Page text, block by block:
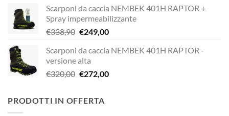
originale
era:
€338,90.
attuale
è:
€229,00.
Scarponi da caccia NEMBEK 401H RAPTOR +
Spray impermeabilizzante
€338,90 Il
originale
era:
€338,90.
€249,00Il
attuale
€249,00.
Scarponi da caccia NEMBEK 401H RAPTOR -
versione alta
€320,00 Il
era:
€272,00Il
PRODOTTI IN OFFERTA